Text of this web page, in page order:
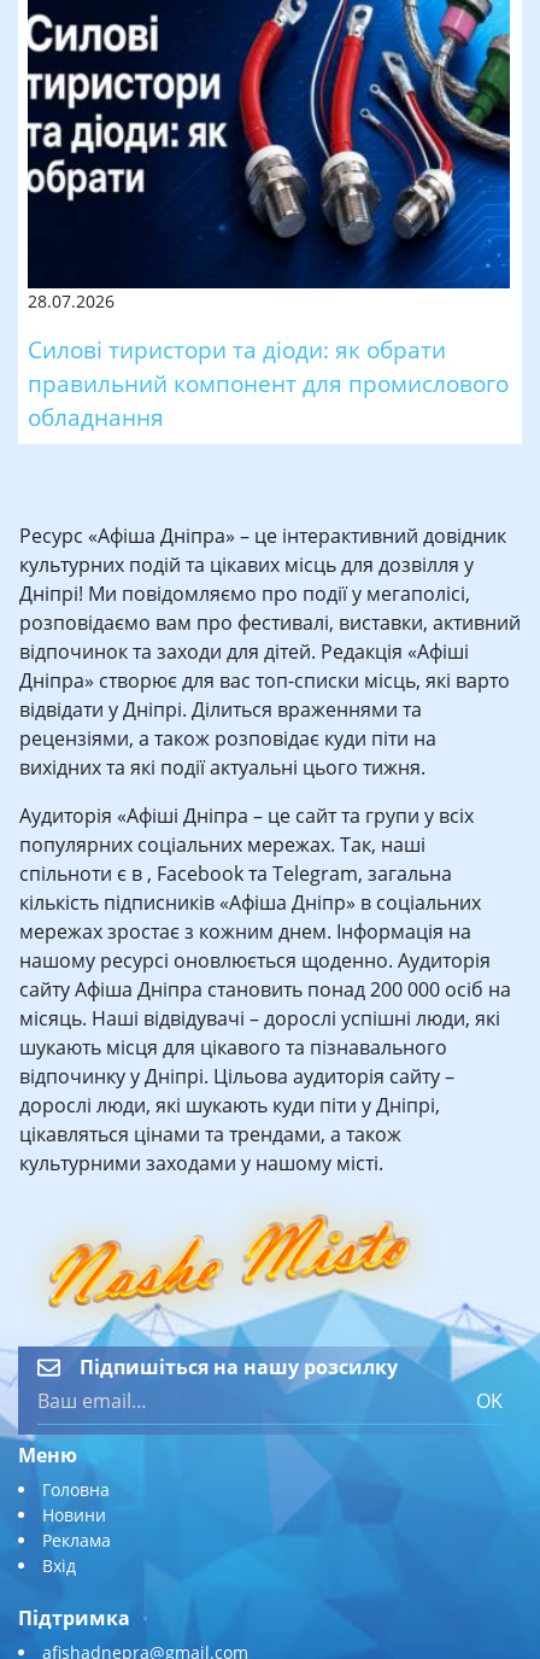
28.07.2026
Силові тиристори та діоди: як обрати
правильний компонент для промислового
обладнання
Ресурс «Афіша Дніпра» – це інтерактивний довідник
культурних подій та цікавих місць для дозвілля у
Дніпрі! Ми повідомляємо про події у мегаполісі,
розповідаємо вам про фестивалі, виставки, активний
відпочинок та заходи для дітей. Редакція «Афіші
Дніпра» створює для вас топ-списки місць, які варто
відвідати у Дніпрі. Ділиться враженнями та
рецензіями, а також розповідає куди піти на
вихідних та які події актуальні цього тижня.
Аудиторія «Афіші Дніпра – це сайт та групи у всіх
популярних соціальних мережах. Так, наші
спільноти є в , Facebook та Telegram, загальна
кількість підписників «Афіша Дніпр» в соціальних
мережах зростає з кожним днем. Інформація на
нашому ресурсі оновлюється щоденно. Аудиторія
сайту Афіша Дніпра становить понад 200 000 осіб на
місяць. Наші відвідувачі – дорослі успішні люди, які
шукають місця для цікавого та пізнавального
відпочинку у Дніпрі. Цільова аудиторія сайту –
дорослі люди, які шукають куди піти у Дніпрі,
цікавляться цінами та трендами, а також
культурними заходами у нашому місті.
Підпишіться на нашу розсилку
OK
Меню
Головна
Новини
Реклама
Вхід
Підтримка
afishadnepra@gmail.com